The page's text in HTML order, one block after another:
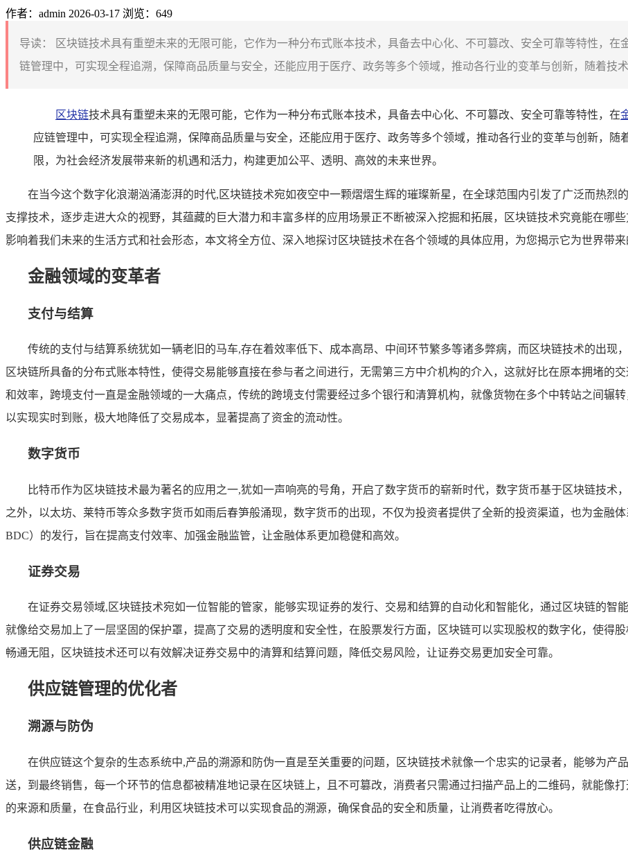
作者：admin 2026-03-17 浏览：649
导读：
区块链技术具有重塑未来的无限可能，它作为一种分布式账本技术，具备去中心化、不可篡改、安全可靠等特性，
链管理中，可实现全程追溯，保障商品质量与安全，还能应用于医疗、政务等多个领域，推动各行业的变革与创新，随着技
区块链技术具有重塑未来的无限可能，它作为一种分布式账本技术，具备去中心化、不可篡改、安全可靠等特性，在
应链管理中，可实现全程追溯，保障商品质量与安全，还能应用于医疗、政务等多个领域，推动各行业的变革与创新，
限，为社会经济发展带来新的机遇和活力，构建更加公平、透明、高效的未来世界。
在当今这个数字化浪潮汹涌澎湃的时代,区块链技术宛如夜空中一颗熠熠生辉的璀璨新星，在全球范围内引发了广泛而热烈
支撑技术，逐步走进大众的视野，其蕴藏的巨大潜力和丰富多样的应用场景正不断被深入挖掘和拓展，区块链技术究竟能在哪
影响着我们未来的生活方式和社会形态，本文将全方位、深入地探讨区块链技术在各个领域的具体应用，为您揭示它为世界带来
金融领域的变革者
支付与结算
传统的支付与结算系统犹如一辆老旧的马车,存在着效率低下、成本高昂、中间环节繁多等诸多弊病，而区块链技术的出现
区块链所具备的分布式账本特性，使得交易能够直接在参与者之间进行，无需第三方中介机构的介入，这就好比在原本拥堵的
和效率，跨境支付一直是金融领域的一大痛点，传统的跨境支付需要经过多个银行和清算机构，就像货物在多个中转站之间辗
以实现实时到账，极大地降低了交易成本，显著提高了资金的流动性。
数字货币
比特币作为区块链技术最为著名的应用之一,犹如一声响亮的号角，开启了数字货币的崭新时代，数字货币基于区块链技术
之外，以太坊、莱特币等众多数字货币如雨后春笋般涌现，数字货币的出现，不仅为投资者提供了全新的投资渠道，也为金融
BDC）的发行，旨在提高支付效率、加强金融监管，让金融体系更加稳健和高效。
证券交易
在证券交易领域,区块链技术宛如一位智能的管家，能够实现证券的发行、交易和结算的自动化和智能化，通过区块链的智
就像给交易加上了一层坚固的保护罩，提高了交易的透明度和安全性，在股票发行方面，区块链可以实现股权的数字化，使得
畅通无阻，区块链技术还可以有效解决证券交易中的清算和结算问题，降低交易风险，让证券交易更加安全可靠。
供应链管理的优化者
溯源与防伪
在供应链这个复杂的生态系统中,产品的溯源和防伪一直是至关重要的问题，区块链技术就像一个忠实的记录者，能够为产
送，到最终销售，每一个环节的信息都被精准地记录在区块链上，且不可篡改，消费者只需通过扫描产品上的二维码，就能像
的来源和质量，在食品行业，利用区块链技术可以实现食品的溯源，确保食品的安全和质量，让消费者吃得放心。
供应链金融